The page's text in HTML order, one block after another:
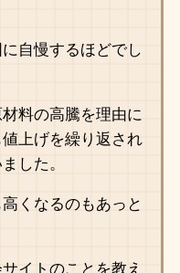
自慢するほどでし
料の高騰を理由に
上げを繰り返され
した。
くなるのもあっと
イトのことを教え